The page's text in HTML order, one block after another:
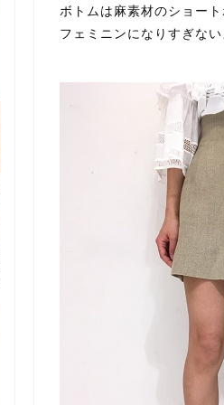
ボトムは麻素材のショー
フェミニンになりすぎな